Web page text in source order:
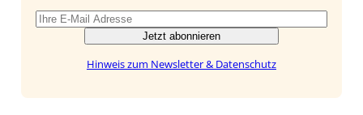
Jetzt abonnieren
Hinweis zum Newsletter & Datenschutz